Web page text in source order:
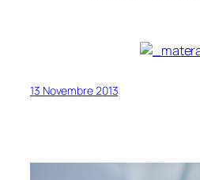
13 Novembre 2013